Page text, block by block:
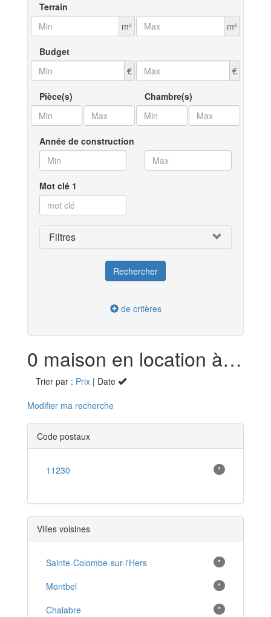
Terrain
m²
m²
Budget
€
€
Pièce(s) Chambre(s)
Année de construction
Mot clé 1
Filtres
de critères
0 maison en location à Rivel (11)
Trier par : Prix | Date
Modifier ma recherche
Code postaux
11230 *
Villes voisines
Sainte-Colombe-sur-l'Hers *
Montbel *
Chalabre *